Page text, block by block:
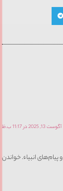
آگوست 13, 2025 در 11:17 ب.ظ
پیام‌های انبیاء. خواندن